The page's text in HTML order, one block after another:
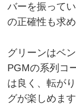
バーを振って
の正確性も求
グリーンはベ
PGMの系列コ
は良く、転が
グが楽しめます